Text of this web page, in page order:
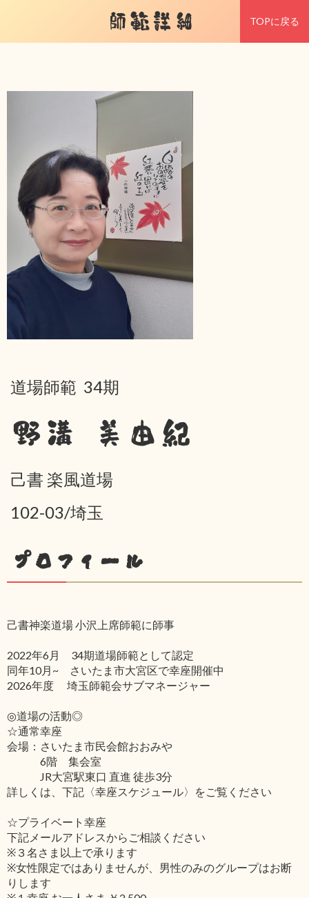
師範詳細 TOPに戻る
道場師範 34期
野溝 美由紀
己書 楽風道場
102-03/埼玉
プロフィール
己書神楽道場 小沢上席師範に師事
2022年6月 34期道場師範として認定
同年10月~ さいたま市大宮区で幸座開催中
2026年度 埼玉師範会サブマネージャー
◎道場の活動◎
☆通常幸座
会場：さいたま市民会館おおみや
6階 集会室
JR大宮駅東口 直進 徒歩3分
詳しくは、下記〈幸座スケジュール〉をご覧ください
☆プライベート幸座
下記メールアドレスからご相談ください
※３名さま以上で承ります
※女性限定ではありませんが、男性のみのグループはお断
りします